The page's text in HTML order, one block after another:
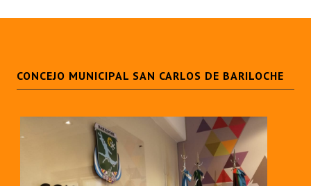
CONCEJO MUNICIPAL SAN CARLOS DE BARILOCHE